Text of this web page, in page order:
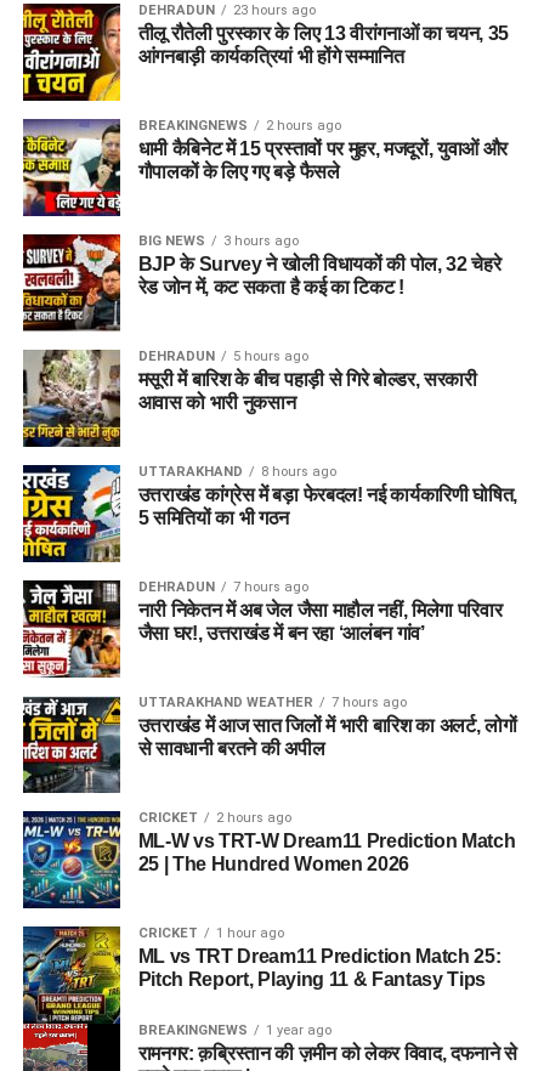
DEHRADUN 23 hours ago
तीलू रौतेली पुरस्कार के लिए 13 वीरांगनाओं का चयन, 35
आंगनबाड़ी कार्यकत्रियां भी होंगे सम्मानित
BREAKINGNEWS 2 hours ago
धामी कैबिनेट में 15 प्रस्तावों पर मुहर, मजदूरों, युवाओं और
गौपालकों के लिए गए बड़े फैसले
BIG NEWS 3 hours ago
BJP के Survey ने खोली विधायकों की पोल, 32 चेहरे
रेड जोन में, कट सकता है कई का टिकट !
DEHRADUN 5 hours ago
मसूरी में बारिश के बीच पहाड़ी से गिरे बोल्डर, सरकारी
आवास को भारी नुकसान
UTTARAKHAND 8 hours ago
उत्तराखंड कांग्रेस में बड़ा फेरबदल! नई कार्यकारिणी घोषित,
5 समितियों का भी गठन
DEHRADUN 7 hours ago
नारी निकेतन में अब जेल जैसा माहौल नहीं, मिलेगा परिवार
जैसा घर!, उत्तराखंड में बन रहा ‘आलंबन गांव’
UTTARAKHAND WEATHER 7 hours ago
उत्तराखंड में आज सात जिलों में भारी बारिश का अलर्ट, लोगों
से सावधानी बरतने की अपील
CRICKET 2 hours ago
ML-W vs TRT-W Dream11 Prediction Match
25 | The Hundred Women 2026
CRICKET 1 hour ago
ML vs TRT Dream11 Prediction Match 25:
Pitch Report, Playing 11 & Fantasy Tips
BREAKINGNEWS 1 year ago
रामनगर: क़ब्रिस्तान की ज़मीन को लेकर विवाद, दफनाने से